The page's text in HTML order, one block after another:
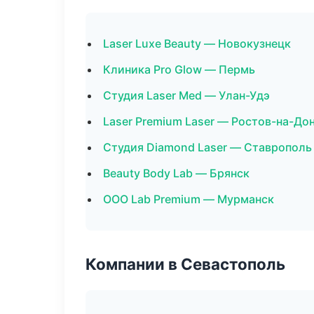
Laser Luxe Beauty — Новокузнецк
Клиника Pro Glow — Пермь
Студия Laser Med — Улан-Удэ
Laser Premium Laser — Ростов-на-
Студия Diamond Laser — Ставрополь
Beauty Body Lab — Брянск
ООО Lab Premium — Мурманск
Компании в Севастополь